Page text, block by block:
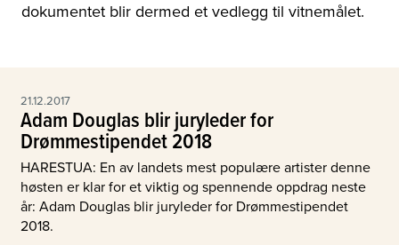
dokumentet blir dermed et vedlegg til vitnemålet.
21.12.2017
Adam Douglas blir juryleder for
Drømmestipendet 2018
HARESTUA: En av landets mest populære artister denne
høsten er klar for et viktig og spennende oppdrag neste
år: Adam Douglas blir juryleder for Drømmestipendet
2018.